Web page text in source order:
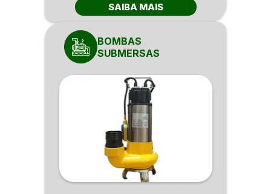
SAIBA MAIS
BOMBAS
SUBMERSAS